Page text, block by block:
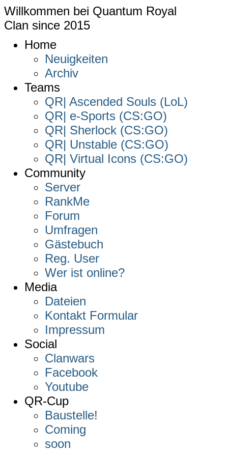
Willkommen bei Quantum Royal
Clan since 2015
Home
Neuigkeiten
Archiv
Teams
QR| Ascended Souls (LoL)
QR| e-Sports (CS:GO)
QR| Sherlock (CS:GO)
QR| Unstable (CS:GO)
QR| Virtual Icons (CS:GO)
Community
Server
RankMe
Forum
Umfragen
Gästebuch
Reg. User
Wer ist online?
Media
Dateien
Kontakt Formular
Impressum
Social
Clanwars
Facebook
Youtube
QR-Cup
Baustelle!
Coming
soon